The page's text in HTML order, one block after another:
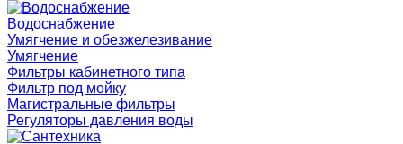
Водоснабжение
Умягчение и обезжелезивание
Умягчение
Фильтры кабинетного типа
Фильтр под мойку
Магистральные фильтры
Регуляторы давления воды